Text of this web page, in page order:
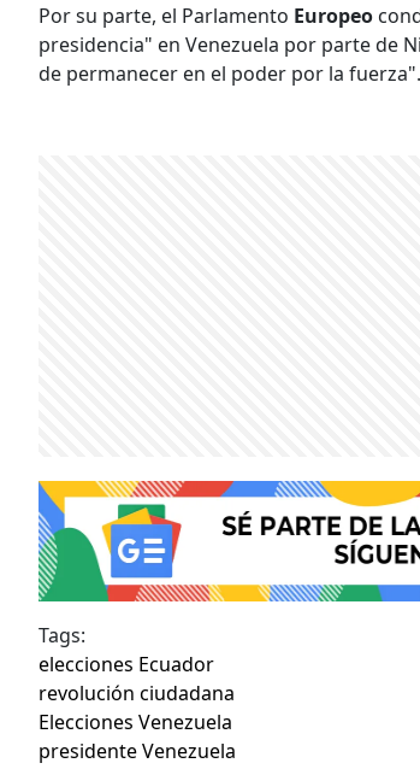
Por su parte, el Parlamento Europeo
presidencia" en Venezuela por parte de
de permanecer en el poder por la fuerza".
Tags:
elecciones Ecuador
revolución ciudadana
Elecciones Venezuela
presidente Venezuela